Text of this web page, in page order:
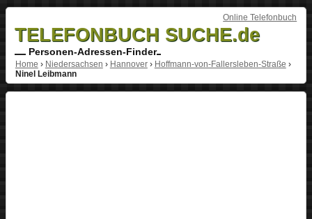
Online Telefonbuch
TELEFONBUCH SUCHE.de
Personen-Adressen-Finder
Home › Niedersachsen › Hannover› Hoffmann-von-Fallersleben-Straße ›
Ninel Leibmann